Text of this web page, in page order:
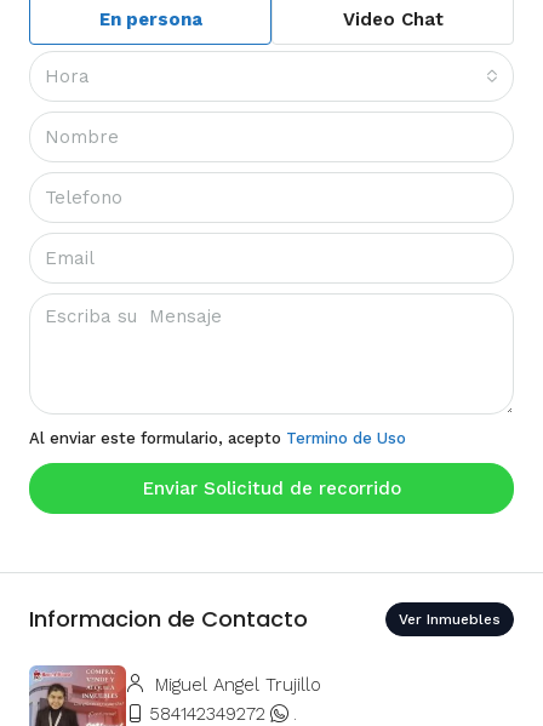
En persona Video Chat
Hora
Al enviar este formulario, acepto Termino de Uso
Enviar Solicitud de recorrido
Informacion de Contacto Ver Inmuebles
Miguel Angel Trujillo
584142349272
.